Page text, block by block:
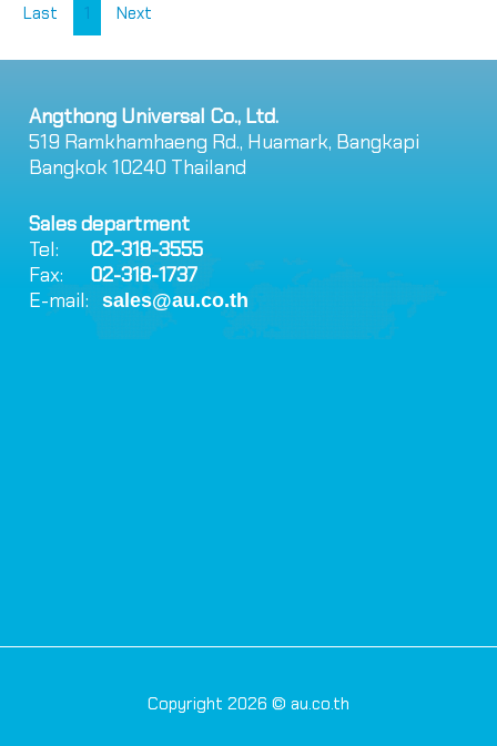
Last 1 Next
Angthong Universal Co., Ltd.
519 Ramkhamhaeng Rd., Huamark, Bangkapi
Bangkok 10240 Thailand
Sales department
Tel:
02-318-3555
Fax:
02-318-1737
E-mail:sales@au.co.th
Copyright 2026 © au.co.th